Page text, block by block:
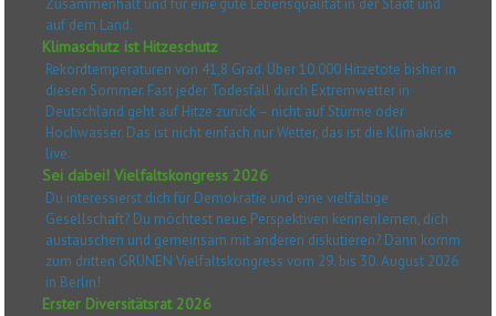
Zusammenhalt und für eine gute Lebensqualität in der Stadt und
auf dem Land.
Klimaschutz ist Hitzeschutz
Rekordtemperaturen von 41,8 Grad. Über 10.000 Hitzetote bisher in
diesen Sommer. Fast jeder Todesfall durch Extremwetter in
Deutschland geht auf Hitze zurück – nicht auf Stürme oder
Hochwasser. Das ist nicht einfach nur Wetter, das ist die Klimakrise
live.
Sei dabei! Vielfaltskongress 2026
Du interessierst dich für Demokratie und eine vielfältige
Gesellschaft? Du möchtest neue Perspektiven kennenlernen, dich
austauschen und gemeinsam mit anderen diskutieren? Dann komm
zum dritten GRÜNEN Vielfaltskongress vom 29. bis 30. August 2026
in Berlin!
Erster Diversitätsrat 2026